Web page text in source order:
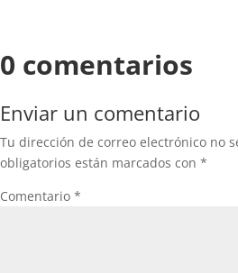
0 comentarios
Enviar un comentario
Tu dirección de correo electrónico no
obligatorios están marcados con *
Comentario *